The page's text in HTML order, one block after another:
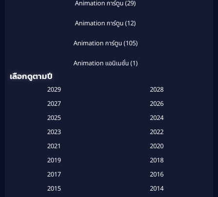
Animation การ์ตูน (29)
Animation การ์ตูน (12)
Animation การ์ตูน (105)
Animation แอนิเมชั่น (1)
Based on a True Story สร้างจากเรื่องจริง(2)
Based on a True Story เรื่องจริง (20)
Based on a True Story เรื่องจริง (16)
เลือกดูตามปี
2029
2028
2027
2026
2025
2024
2023
2022
2021
2020
2019
2018
2017
2016
2015
2014